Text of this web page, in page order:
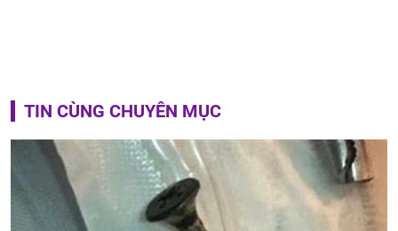
TIN CÙNG CHUYÊN MỤC